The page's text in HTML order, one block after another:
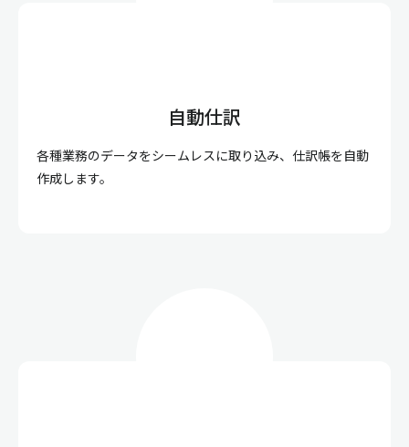
自動仕訳
各種業務のデータをシームレスに取り込み、仕訳帳を自動
作成します。